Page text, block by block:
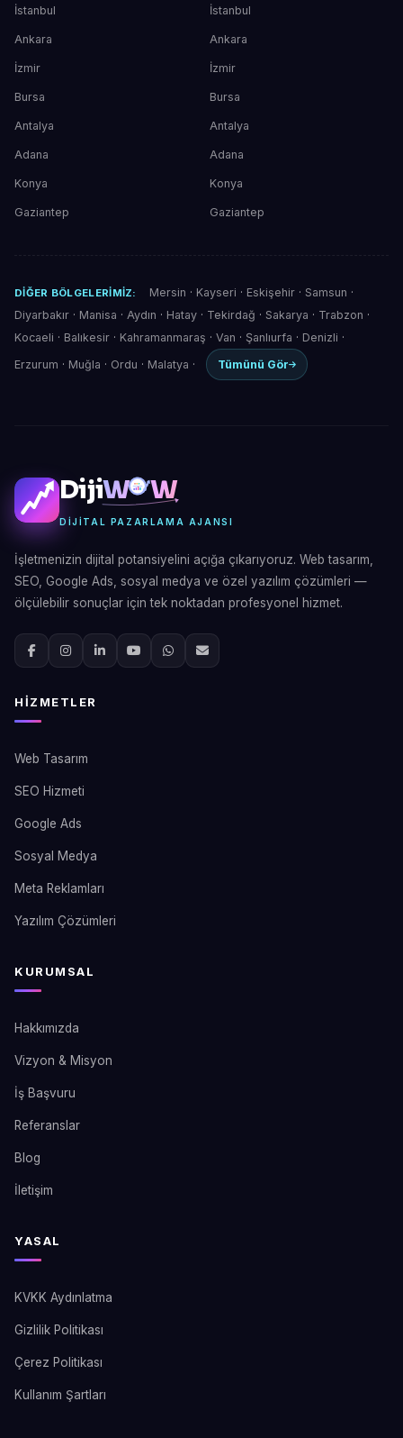
İstanbul
Ankara
İzmir
Bursa
Antalya
Adana
Konya
Gaziantep
İstanbul
Ankara
İzmir
Bursa
Antalya
Adana
Konya
Gaziantep
DIĞER BÖLGELERIMIZ: Mersin · Kayseri · Eskişehir· Samsun ·
Diyarbakır · Manisa · Aydın · Hatay · Tekirdağ · Sakarya · Trabzon ·
Kocaeli · Balıkesir · Kahramanmaraş · Van · Şanlıurfa · Denizli ·
Erzurum · Muğla · Ordu · Malatya · Tümünü Gör
DijiW W
DIJITAL PAZARLAMA AJANSI
İşletmenizin dijital potansiyelini açığa çıkarıyoruz. Web tasarım,
SEO, Google Ads, sosyal medya ve özel yazılım çözümleri —
ölçülebilir sonuçlar için tek noktadan profesyonel hizmet.
HIZMETLER
Web Tasarım
SEO Hizmeti
Google Ads
Sosyal Medya
Meta Reklamları
Yazılım Çözümleri
KURUMSAL
Hakkımızda
Vizyon & Misyon
İş Başvuru
Referanslar
Blog
İletişim
YASAL
KVKK Aydınlatma
Gizlilik Politikası
Çerez Politikası
Kullanım Şartları